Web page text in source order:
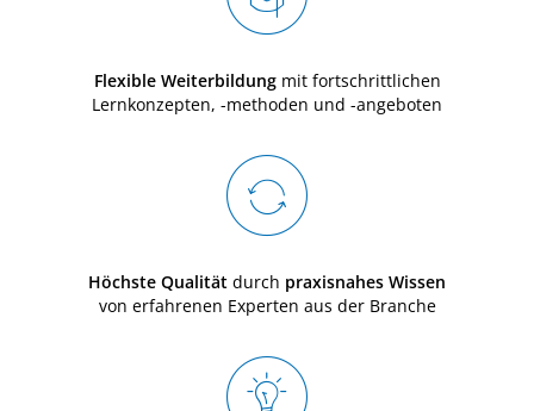
Flexible Weiterbildungmit fortschrittlichen
Lernkonzepten, -methoden und -angeboten
Höchste Qualität durch praxisnahes Wissen
von erfahrenen Experten aus der Branche